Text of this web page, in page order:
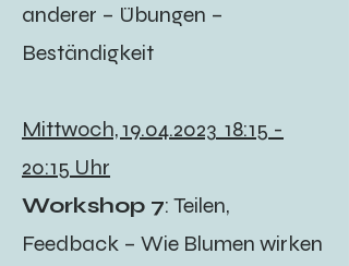
anderer – Übungen –
Beständigkeit
Mittwoch,19.04.2023 18:15 -
20:15 Uhr
Workshop 7: Teilen,
Feedback – Wie Blumen wirken